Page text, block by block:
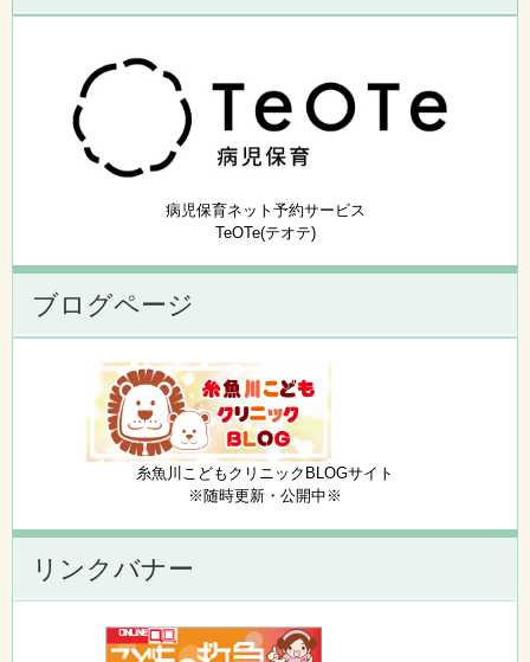
病児保育ネット予約サービス
TeOTe(テオテ)
ブログページ
糸魚川こどもクリニックBLOGサイト
※随時更新・公開中※
リンクバナー